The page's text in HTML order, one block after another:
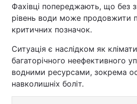
Фахівці попереджають, що без
рівень води може продовжити
критичних позначок.
Ситуація є наслідком як
багаторічного неефективного
водними ресурсами, зокрема
навколишніх боліт.